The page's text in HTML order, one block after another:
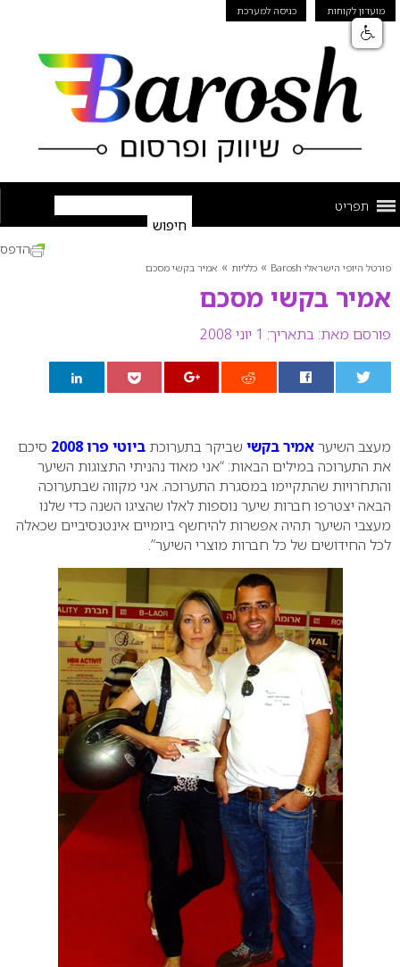
מועדון לקוחות כניסה למערכת
תפריט
פורטל היופי הישראלי Barosh » כלליות » אמיר בקשי מסכם
אמיר בקשי מסכם
פורסם מאת: בתאריך: 1 יוני 2008
הדפס
מעצב השיעראמיר בקשי שביקר בתערוכת ביוטי פרו 2008
סיכם
את התערוכה במילים הבאות: “אני מאוד נהניתי התצוגות השיער
והתחרויות שהתקיימו במסגרת התערוכה. אני מקווה שבתערוכה
הבאה יצטרפו חברות שיער נוספות לאלו שהציגו השנה כדי שלנו
מעצבי השיער תהיה אפשרות להיחשף ביומיים אינטנסיביים שכאלה
לכל החידושים של כל חברות מוצרי השיער”.